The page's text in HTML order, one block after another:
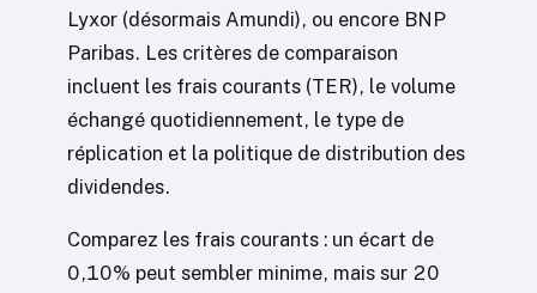
Lyxor (désormais Amundi), ou encore BNP
Paribas. Les critères de comparaison
incluent les frais courants (TER), le volume
échangé quotidiennement, le type de
réplication et la politique de distribution des
dividendes.
Comparez les frais courants : un écart de
0,10% peut sembler minime, mais sur 20